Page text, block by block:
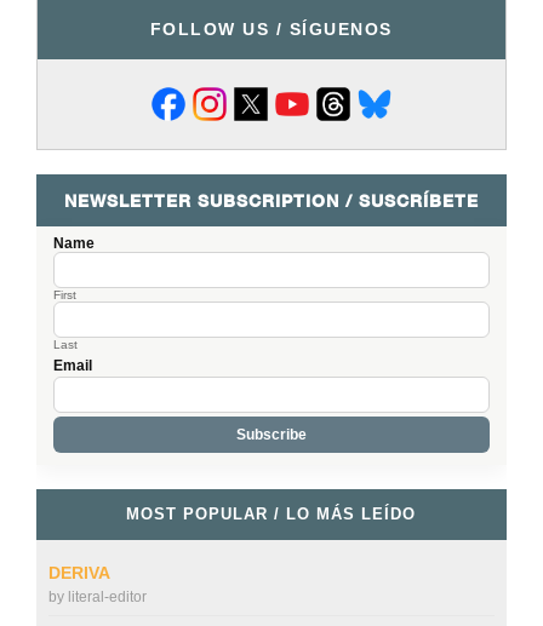
FOLLOW US / SÍGUENOS
NEWSLETTER SUBSCRIPTION / SUSCRÍBETE
Name
First
Last
Email
MOST POPULAR / LO MÁS LEÍDO
DERIVA
by literal-editor